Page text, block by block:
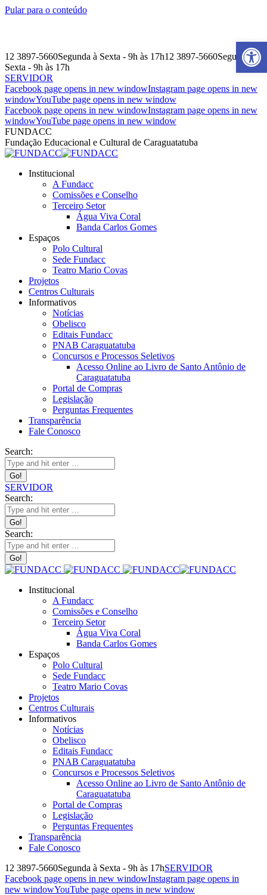
Pular para o conteúdo
12 3897-5660Segunda à Sexta - 9h às 17h12 3897-5660Segunda à
Sexta - 9h às 17h
SERVIDOR
Facebook page opens in new windowInstagram page opens in new
windowYouTube page opens in new window
Facebook page opens in new windowInstagram page opens in new
windowYouTube page opens in new window
FUNDACC
Fundação Educacional e Cultural de Caraguatatuba
Institucional
A Fundacc
Comissões e Conselho
Terceiro Setor
Água Viva Coral
Banda Carlos Gomes
Espaços
Polo Cultural
Sede Fundacc
Teatro Mario Covas
Projetos
Centros Culturais
Informativos
Notícias
Obelisco
Editais Fundacc
PNAB Caraguatatuba
Concursos e Processos Seletivos
Acesso Online ao Livro de Santo Antônio de
Caraguatatuba
Portal de Compras
Legislação
Perguntas Frequentes
Transparência
Fale Conosco
Search:
SERVIDOR
Search:
Search:
Institucional
A Fundacc
Comissões e Conselho
Terceiro Setor
Água Viva Coral
Banda Carlos Gomes
Espaços
Polo Cultural
Sede Fundacc
Teatro Mario Covas
Projetos
Centros Culturais
Informativos
Notícias
Obelisco
Editais Fundacc
PNAB Caraguatatuba
Concursos e Processos Seletivos
Acesso Online ao Livro de Santo Antônio de
Caraguatatuba
Portal de Compras
Legislação
Perguntas Frequentes
Transparência
Fale Conosco
12 3897-5660Segunda à Sexta - 9h às 17hSERVIDOR
Facebook page opens in new windowInstagram page opens in
new windowYouTube page opens in new window
Barra de